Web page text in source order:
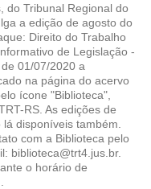
do Tribunal Regional do
a edição de agosto do
Direito do Trabalho
de Legislação -
01/07/2020 a
na página do acervo
ícone "Biblioteca",
RS. As edições de
disponíveis também.
com a Biblioteca pelo
biblioteca@trt4.jus.br.
o horário de